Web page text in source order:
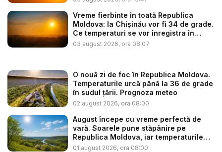
Vreme fierbinte în toată Republica
Moldova: la Chișinău vor fi 34 de grade.
Ce temperaturi se vor înregistra în
rest...
03 august 2026, ora 08:07
O nouă zi de foc în Republica Moldova.
Temperaturile urcă până la 36 de grade
în sudul țării. Prognoza meteo
02 august 2026, ora 08:00
August începe cu vreme perfectă de
vară. Soarele pune stăpânire pe
Republica Moldova, iar temperaturile
vo...
01 august 2026, ora 08:00